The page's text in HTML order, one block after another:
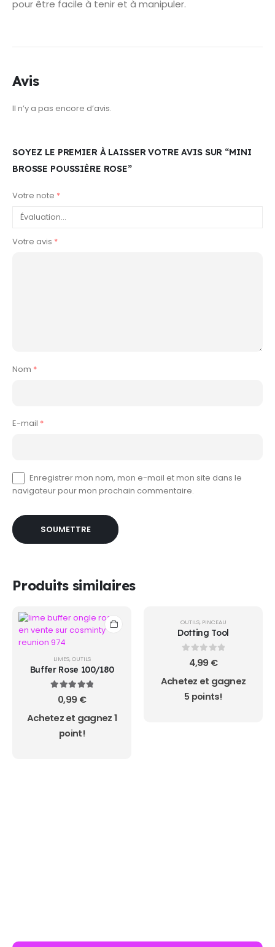
pour être facile à tenir et à manipuler.
Avis
Il n’y a pas encore d’avis.
SOYEZ LE PREMIER À LAISSER VOTRE AVIS SUR “MINI
BROSSE POUSSIÈRE ROSE”
Votre note *
Votre avis *
Nom *
E-mail *
Enregistrer mon nom, mon e-mail et mon site dans le
navigateur pour mon prochain commentaire.
Produits similaires
LIMES, OUTILS
Buffer Rose 100/180
5.00sur 5
0,99 €
Achetez et gagnez 1
point!
OUTILS, PINCEAU
Dotting Tool
sur 5
4,99 €
Achetez et gagnez
5 points!